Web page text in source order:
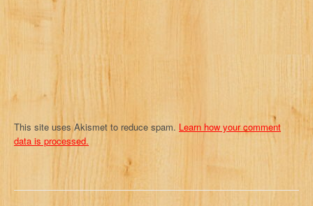
o
n
This site uses Akismet to reduce spam. Learn how your comment
data is processed.